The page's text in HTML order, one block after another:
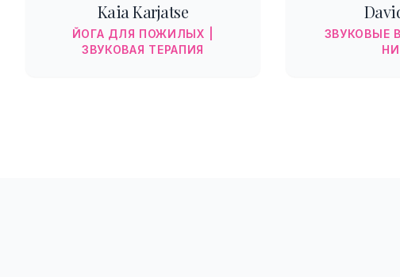
Kaia Karjatse
ЙОГА ДЛЯ ПОЖИЛЫХ |
ЗВУКОВАЯ ТЕРАПИЯ
ЗВУКОВЫЕ